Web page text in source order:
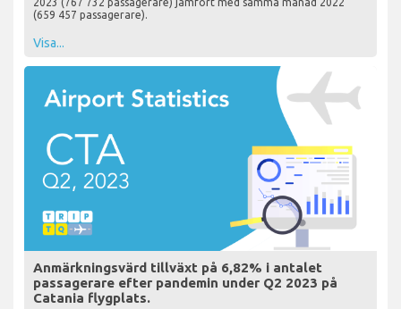
2023 (767 732 passagerare) jämfört med samma månad 2022
(659 457 passagerare).
Visa...
Anmärkningsvärd tillväxt på 6,82% i antalet
passagerare efter pandemin under Q2 2023 på
Catania flygplats.